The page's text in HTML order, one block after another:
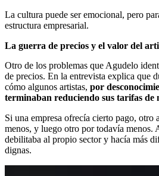
La cultura puede ser emocional, pero
estructura empresarial.
La guerra de precios y el valor del
Otro de los problemas que Agudelo
de precios. En la entrevista explica que
cómo algunos artistas, por
terminaban reduciendo sus tarifas de
Si una empresa ofrecía cierto pago, otro
menos, y luego otro por todavía menos.
debilitaba al propio sector y hacía más
dignas.